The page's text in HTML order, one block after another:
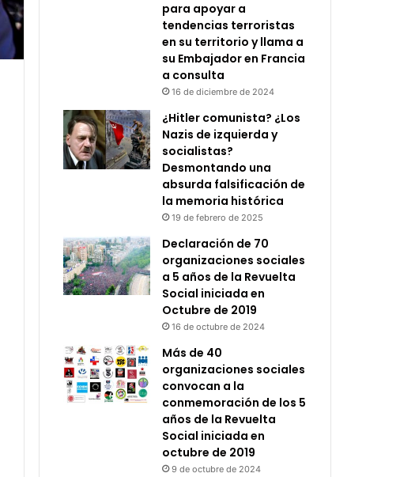
para apoyar a
tendencias terroristas
en su territorio y llama a
su Embajador en Francia
a consulta
16 de diciembre de 2024
¿Hitler comunista? ¿Los
Nazis de izquierda y
socialistas?
Desmontando una
absurda falsificación de
la memoria histórica
19 de febrero de 2025
Declaración de 70
organizaciones sociales
a 5 años de la Revuelta
Social iniciada en
Octubre de 2019
16 de octubre de 2024
Más de 40
organizaciones sociales
convocan a la
conmemoración de los 5
años de la Revuelta
Social iniciada en
octubre de 2019
9 de octubre de 2024